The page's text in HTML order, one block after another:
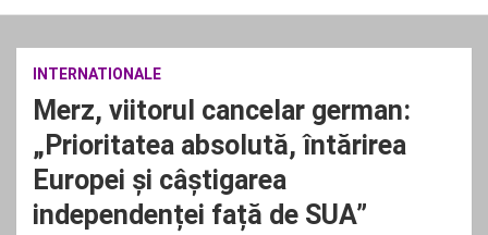
INTERNATIONALE
Merz, viitorul cancelar german:
„Prioritatea absolută, întărirea
Europei și câștigarea
independenței față de SUA”